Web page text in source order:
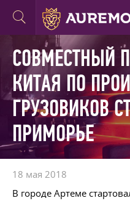
СОВМЕСТНЫЙ
КИТАЯ ПО
ГРУЗОВИКОВ
ПРИМОРЬЕ
18 мая 2018
В городе Артеме